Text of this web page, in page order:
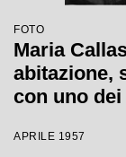
FOTO
Maria
abitazione,
con uno
APRILE 1957